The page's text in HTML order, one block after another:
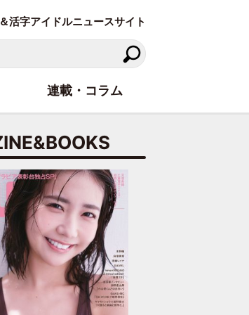
活字アイドルニュースサイト
連載・コラム